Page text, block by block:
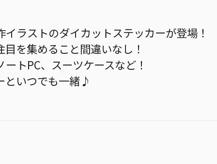
ラストのダイカットステッカーが登場！
を集めること間違いなし！
トPC、スーツケースなど！
といつでも一緒♪